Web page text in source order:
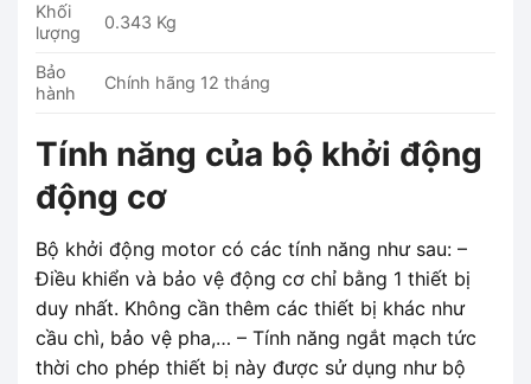
Khối
lượng
0.343 Kg
Bảo
hành
Chính hãng 12 tháng
Tính năng của bộ khởi động
động cơ
Bộ khởi động motor có các tính năng như sau: –
Điều khiển và bảo vệ động cơ chỉ bằng 1 thiết bị
duy nhất. Không cần thêm các thiết bị khác như
cầu chì, bảo vệ pha,… – Tính năng ngắt mạch tức
thời cho phép thiết bị này được sử dụng như bộ